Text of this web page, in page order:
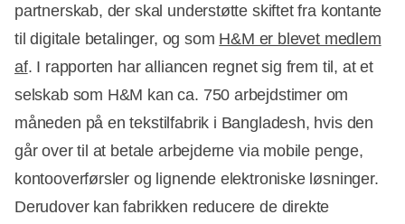
partnerskab, der skal understøtte skiftet fra kontante
til digitale betalinger, og som H&M er blevet medlem
af. I rapporten har alliancen regnet sig frem til, at et
selskab som H&M kan ca. 750 arbejdstimer om
måneden på en tekstilfabrik i Bangladesh, hvis den
går over til at betale arbejderne via mobile penge,
kontooverførsler og lignende elektroniske løsninger.
Derudover kan fabrikken reducere de direkte